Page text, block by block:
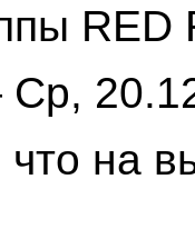
RED
на